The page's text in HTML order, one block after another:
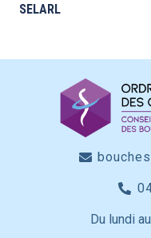
SELARL
Du lundi